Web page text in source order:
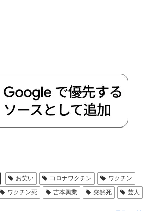
お笑い コロナワクチン
ワクチン
ワクチン死 吉本興業 突然死 芸人